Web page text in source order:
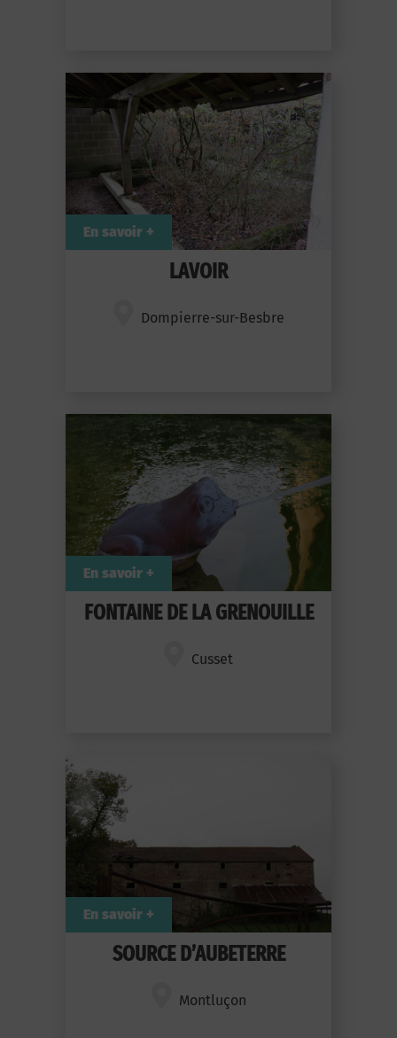
LAVOIR
Dompierre-sur-Besbre
En savoir +
FONTAINE DE LA GRENOUILLE
Cusset
En savoir +
SOURCE D’AUBETERRE
Montluçon
En savoir +